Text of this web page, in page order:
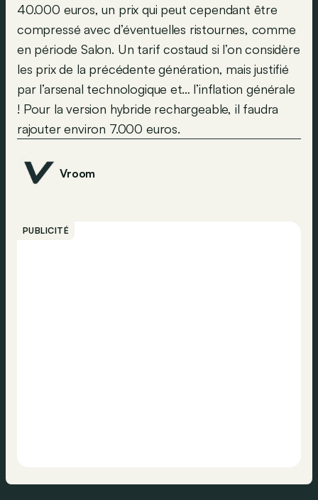
40.000 euros, un prix qui peut cependant être
compressé avec d’éventuelles ristournes, comme
en période Salon. Un tarif costaud si l’on considère
les prix de la précédente génération, mais justifié
par l’arsenal technologique et… l’inflation générale
! Pour la version hybride rechargeable, il faudra
rajouter environ 7.000 euros.
Vroom
PUBLICITÉ